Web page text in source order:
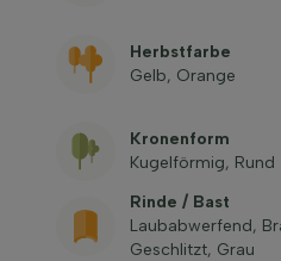
Herbstfarbe
Gelb, Orange
Kronenform
Kugelförmig, Rund
Rinde / Bast
Laubabwerfend,
Geschlitzt, Grau